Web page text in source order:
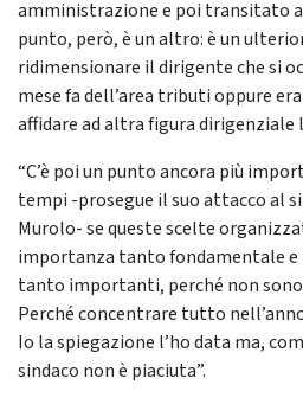
amministrazione e poi transitato
punto, però, è un altro: è un
ridimensionare il dirigente che si
mese fa dell’area tributi oppure
affidare ad altra figura dirigenziale
“C’è poi un punto ancora più
tempi -prosegue il suo attacco al
Murolo- se queste scelte
importanza tanto fondamentale
tanto importanti, perché non
Perché concentrare tutto
Io la spiegazione l’ho data ma,
sindaco non è piaciuta”.